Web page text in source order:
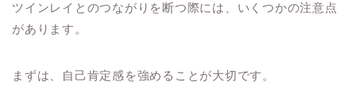
ツインレイとのつながりを断つ際には、いくつかの注意点
があります。
まずは、自己肯定感を強めることが大切です。